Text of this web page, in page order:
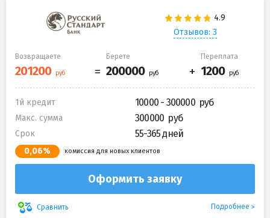
Отзывов: 3
Возвращаете Берете Переплата
1й кредит 10000 - 300000
Макс. сумма 300000
Срок 55-365 дней
0,06% комиссия для новых клиентов
Оформить заявку
Сравнить Подробнее